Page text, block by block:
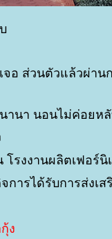
จอ ส่วนตัวแล้วผ่า
านา นอนไม่ค่อยห
รงงานผลิตเฟอร์นิ
ารได้รับการส่งเส
ง